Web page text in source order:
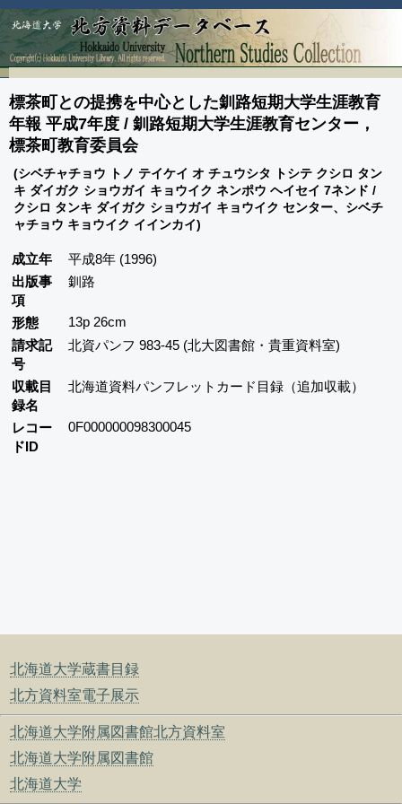
北海道大学蔵書目録
北方資料室電子展示
北海道大学附属図書館北方資料室
北海道大学附属図書館
北海道大学
標茶町との提携を中心とした釧路短期大学生涯教育
年報 平成7年度 / 釧路短期大学生涯教育センター，
標茶町教育委員会
(シベチャチョウ トノ テイケイ オ チュウシタ トシテ クシロ タン
キ ダイガク ショウガイ キョウイク ネンポウ ヘイセイ 7ネンド /
クシロ タンキ ダイガク ショウガイ キョウイク センター、シベチ
ャチョウ キョウイク イインカイ)
成立年
平成8年 (1996)
出版事
項
釧路
形態
13p 26cm
請求記
号
北資パンフ 983-45 (北大図書館・貴重資料室)
収載目
録名
北海道資料パンフレットカード目録（追加収載）
レコー
ドID
0F000000098300045